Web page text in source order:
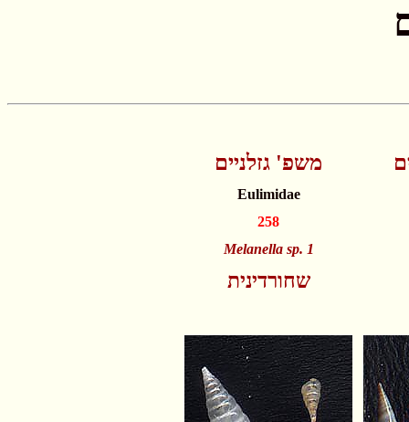
משפ' גזלניים
Eulimidae
258
Melanella sp. 1
שחורדינית